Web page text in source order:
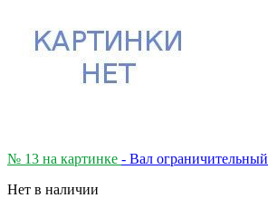
№ 13 на картинке - Вал ограничительный
Нет в наличии